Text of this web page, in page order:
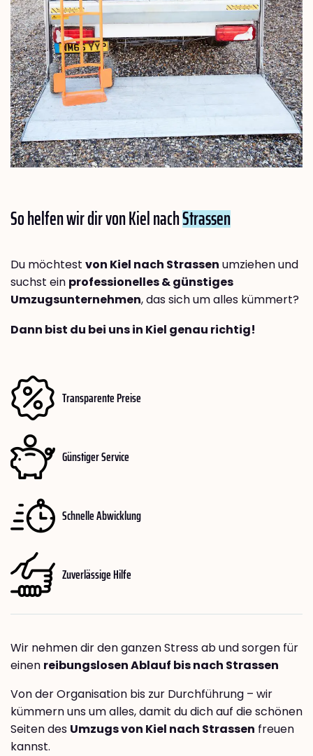
So helfen wir dir von Kiel nachStrassen
Du möchtest von Kiel nach Strassen umziehen und
suchst ein professionelles & günstiges
Umzugsunternehmen, das sich um alles kümmert?
Dann bist du bei uns in Kiel genau richtig!
Transparente Preise
Günstiger Service
Schnelle Abwicklung
Zuverlässige Hilfe
Wir nehmen dir den ganzen Stress ab und sorgen für
einen reibungslosen Ablauf bis nach Strassen
Von der Organisation bis zur Durchführung – wir
kümmern uns um alles, damit du dich auf die schönen
Seiten des Umzugs von Kiel nach Strassen freuen
kannst.